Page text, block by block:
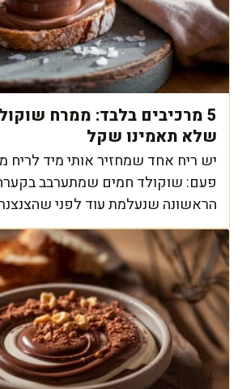
5 מרכיבים בלבד: ממרח
שלא תאמינו שקל
יש ריח אחד שמחזיר אותי מיד
פעם: שוקולד חמים שמתערבב
הראשונה שנעלמת עוד לפני